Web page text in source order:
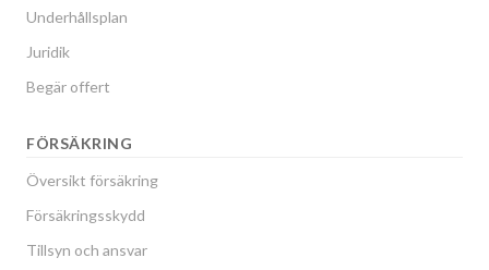
Underhållsplan
Juridik
Begär offert
FÖRSÄKRING
Översikt försäkring
Försäkringsskydd
Tillsyn och ansvar